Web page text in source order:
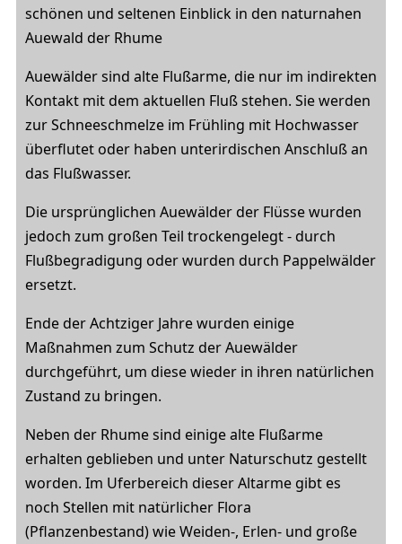
schönen und seltenen Einblick in den naturnahen
Auewald der Rhume
Auewälder sind alte Flußarme, die nur im indirekten
Kontakt mit dem aktuellen Fluß stehen. Sie werden
zur Schneeschmelze im Frühling mit Hochwasser
überflutet oder haben unterirdischen Anschluß an
das Flußwasser.
Die ursprünglichen Auewälder der Flüsse wurden
jedoch zum großen Teil trockengelegt - durch
Flußbegradigung oder wurden durch Pappelwälder
ersetzt.
Ende der Achtziger Jahre wurden einige
Maßnahmen zum Schutz der Auewälder
durchgeführt, um diese wieder in ihren natürlichen
Zustand zu bringen.
Neben der Rhume sind einige alte Flußarme
erhalten geblieben und unter Naturschutz gestellt
worden. Im Uferbereich dieser Altarme gibt es
noch Stellen mit natürlicher Flora
(Pflanzenbestand) wie Weiden-, Erlen- und große